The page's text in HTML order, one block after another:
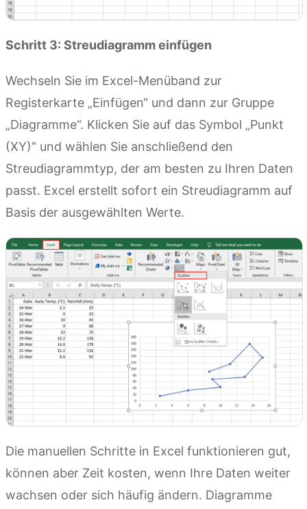
Schritt 3: Streudiagramm einfügen
Wechseln Sie im Excel-Menüband zur
Registerkarte „Einfügen“ und dann zur Gruppe
„Diagramme“. Klicken Sie auf das Symbol „Punkt
(XY)“ und wählen Sie anschließend den
Streudiagrammtyp, der am besten zu Ihren Daten
passt. Excel erstellt sofort ein Streudiagramm auf
Basis der ausgewählten Werte.
Die manuellen Schritte in Excel funktionieren gut,
können aber Zeit kosten, wenn Ihre Daten weiter
wachsen oder sich häufig ändern. Diagramme